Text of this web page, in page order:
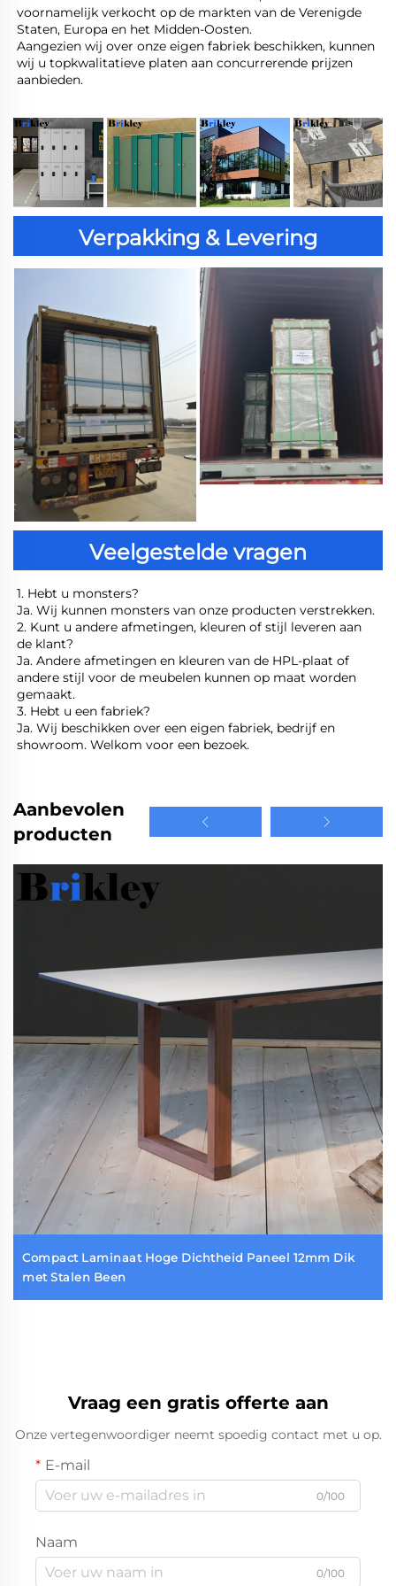
voornamelijk verkocht op de markten van de Verenigde
Staten, Europa en het Midden-Oosten.
Aangezien wij over onze eigen fabriek beschikken, kunnen
wij u topkwalitatieve platen aan concurrerende prijzen
aanbieden.
Verpakking & Levering
Veelgestelde vragen
1. Hebt u monsters?
Ja. Wij kunnen monsters van onze producten verstrekken.
2. Kunt u andere afmetingen, kleuren of stijl leveren aan
de klant?
Ja. Andere afmetingen en kleuren van de HPL-plaat of
andere stijl voor de meubelen kunnen op maat worden
gemaakt.
3. Hebt u een fabriek?
Ja. Wij beschikken over een eigen fabriek, bedrijf en
showroom. Welkom voor een bezoek.
Aanbevolen
producten
Compact Laminaat Hoge Dichtheid Paneel 12mm Dik
met Stalen Been
Vraag een gratis offerte aan
Onze vertegenwoordiger neemt spoedig contact met u op.
E-mail
0/100
Naam
0/100